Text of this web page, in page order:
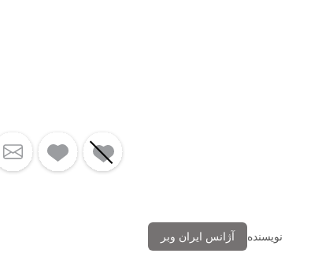
نویسنده آژانس ایران وبر